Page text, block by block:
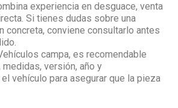
experiencia en desguace, venta
Si tienes dudas sobre una
concreta, conviene consultarlo antes
campa, es recomendable
versión, año y
vehículo para asegurar que la pieza